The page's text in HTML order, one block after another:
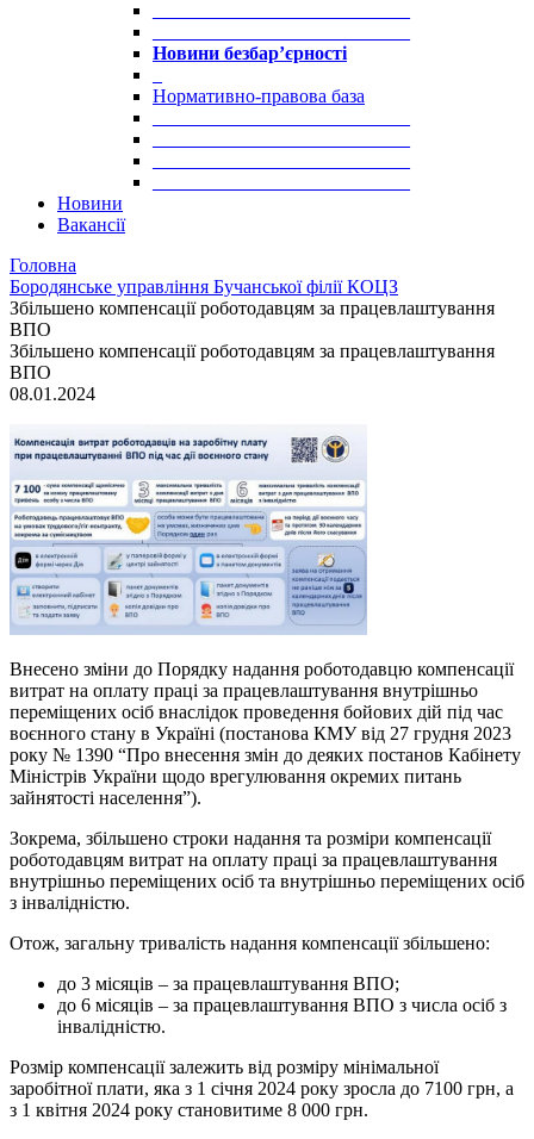
Новини безбар’єрності
Нормативно-правова база
Новини
Вакансії
Головна
Бородянське управління Бучанської філії КОЦЗ
Збільшено компенсації роботодавцям за працевлаштування
ВПО
Збільшено компенсації роботодавцям за працевлаштування
ВПО
08.01.2024
Внесено зміни до Порядку надання роботодавцю компенсації
витрат на оплату праці за працевлаштування внутрішньо
переміщених осіб внаслідок проведення бойових дій під час
воєнного стану в Україні (постанова КМУ від 27 грудня 2023
року № 1390 “Про внесення змін до деяких постанов Кабінету
Міністрів України щодо врегулювання окремих питань
зайнятості населення”).
Зокрема, збільшено строки надання та розміри компенсації
роботодавцям витрат на оплату праці за працевлаштування
внутрішньо переміщених осіб та внутрішньо переміщених осіб
з інвалідністю.
Отож, загальну тривалість надання компенсації збільшено:
до 3 місяців – за працевлаштування ВПО;
до 6 місяців – за працевлаштування ВПО з числа осіб з
інвалідністю.
Розмір компенсації залежить від розміру мінімальної
заробітної плати, яка з 1 січня 2024 року зросла до 7100 грн, а
з 1 квітня 2024 року становитиме 8 000 грн.